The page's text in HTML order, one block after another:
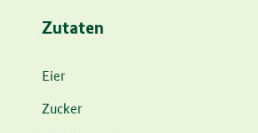
Zutaten
Zutat
Eier
Zucker